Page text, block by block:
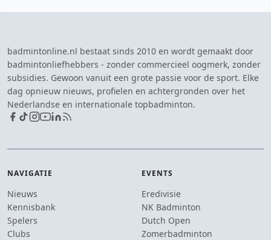
badmintonline.nl bestaat sinds 2010 en wordt gemaakt door
badmintonliefhebbers - zonder commercieel oogmerk, zonder
subsidies. Gewoon vanuit een grote passie voor de sport. Elke
dag opnieuw nieuws, profielen en achtergronden over het
Nederlandse en internationale topbadminton.
NAVIGATIE
Nieuws
Kennisbank
Spelers
Clubs
EVENTS
Eredivisie
NK Badminton
Dutch Open
Zomerbadminton